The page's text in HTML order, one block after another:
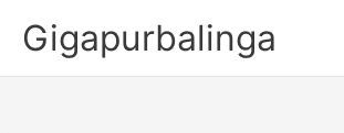
Gigapurbalinga